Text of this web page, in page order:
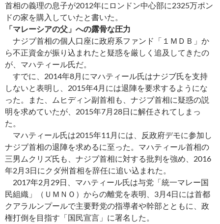
首相の義理の息子が2012年にロンドン中心部に2325万ポン
ドの家を購入していたと書いた。
「マレーシアの父」への露骨な圧力
ナジブ首相の個人口座に政府系ファンド「１ＭＤＢ」か
ら不正資金が振り込まれたと疑惑を厳しく追及してきたの
が、マハティール氏だ。
すでに、2014年8月にマハティール氏はナジブ氏を支持
しないと表明し、2015年4月には退陣を要求するようにな
った。また、ムヒディン副首相も、ナジブ首相に疑惑の説
明を求めていたが、2015年7月28日に解任されてしまっ
た。
マハティール氏は2015年11月には、反政府デモに参加し
ナジブ首相の退陣を求めるに至った。マハティール首相の
三男ムクリズ氏も、ナジブ首相に対する批判を強め、2016
年2月3日にクダ州首相を辞任に追い込まれた。
2017年2月29日、マハティール氏は与党「統一マレー国
民組織」（ＵＭＮＯ）からの離党を表明、3月4日には首都
クアラルンプールで主要野党の指導者や幹部とともに、政
権打倒を目指す「国民宣言」に署名した。